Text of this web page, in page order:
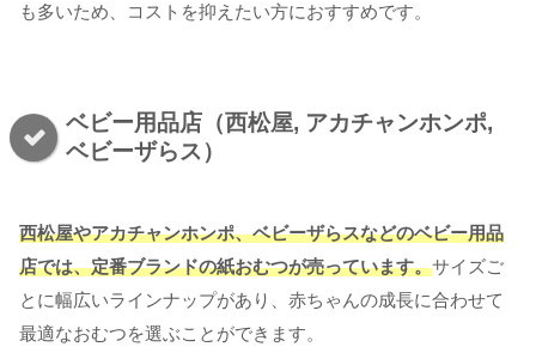
も多いため、コストを抑えたい方におすすめです。
ベビー用品店（西松屋, アカチャンホンポ,
ベビーザらス）
西松屋やアカチャンホンポ、ベビーザらスなどのベビー用品
店では、定番ブランドの紙おむつが売っています。サイズご
とに幅広いラインナップがあり、赤ちゃんの成長に合わせて
最適なおむつを選ぶことができます。